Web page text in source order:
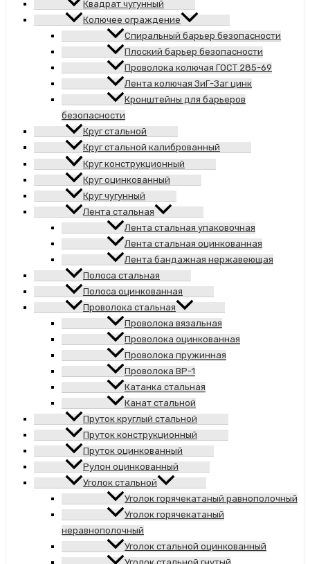
Квадрат чугунный
Колючее ограждение
Спиральный барьер безопасности
Плоский барьер безопасности
Проволока колючая ГОСТ 285-69
Лента колючая ЗиГ-Заг цинк
Кронштейны для барьеров
безопасности
Круг стальной
Круг стальной калиброванный
Круг конструкционный
Круг оцинкованный
Круг чугунный
Лента стальная
Лента стальная упаковочная
Лента стальная оцинкованная
Лента бандажная нержавеющая
Полоса стальная
Полоса оцинкованная
Проволока стальная
Проволока вязальная
Проволока оцинкованная
Проволока пружинная
Проволока ВР-1
Катанка стальная
Канат стальной
Пруток круглый стальной
Пруток конструкционный
Пруток оцинкованный
Рулон оцинкованный
Уголок стальной
Уголок горячекатаный равнополочный
Уголок горячекатаный
неравнополочный
Уголок стальной оцинкованный